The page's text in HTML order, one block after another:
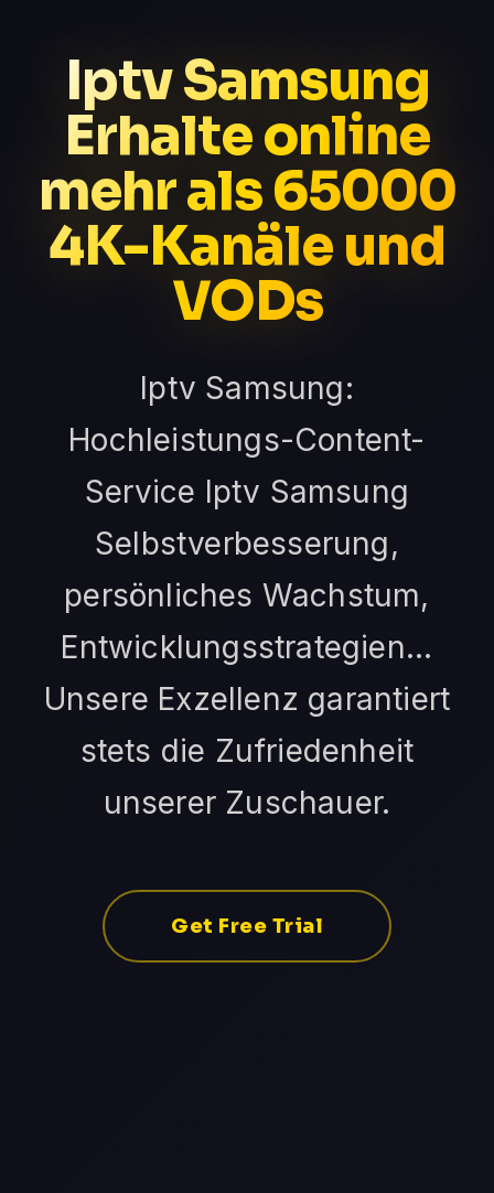
Iptv Samsung
Erhalte online
mehr als 65000
4K-Kanäle und
VODs
Iptv Samsung:
Hochleistungs-Content-
Service Iptv Samsung
Selbstverbesserung,
persönliches Wachstum,
Entwicklungsstrategien...
Unsere Exzellenz garantiert
stets die Zufriedenheit
unserer Zuschauer.
Get Free Trial